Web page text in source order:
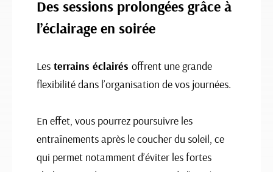
Des sessions prolongées grâce à
l’éclairage en soirée
Les terrains éclairés offrent une grande
flexibilité dans l’organisation de vos journées.
En effet, vous pourrez poursuivre les
entraînements après le coucher du soleil, ce
qui permet notamment d’éviter les fortes